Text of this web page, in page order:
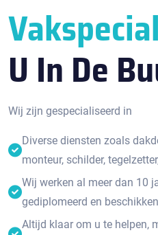
U In De
Wij zijn gespecialiseerd in
Diverse diensten zoals
monteur, schilder,
Wij werken al meer dan 10
gediplomeerd en
Altijd klaar om u te helpen,